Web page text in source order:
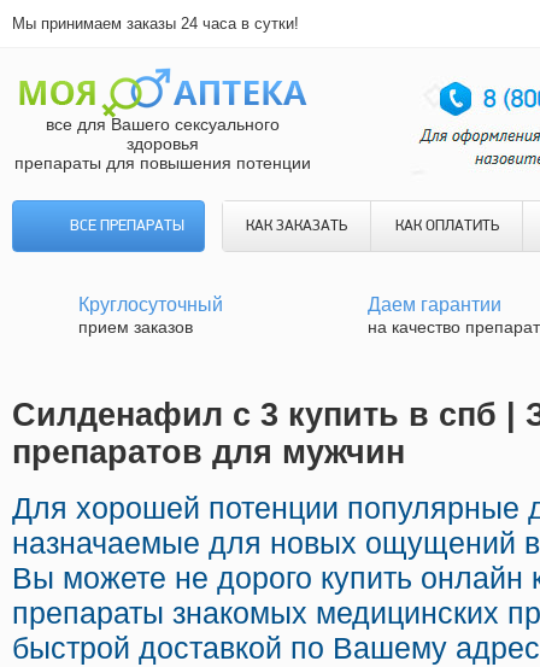
Мы принимаем заказы 24 часа в сутки!
все для Вашего сексуального
здоровья
препараты для повышения потенции
ВСЕ ПРЕПАРАТЫ КАК ЗАКАЗАТЬ КАК ОПЛАТИТЬ
Круглосуточный
прием заказов
Даем гарантии
на качество
Силденафил с 3 купить в спб |
препаратов для мужчин
Для хорошей потенции популярные
назначаемые для новых ощущений
Вы можете не дорого купить онлайн
препараты знакомых медицинских
быстрой доставкой по Вашему